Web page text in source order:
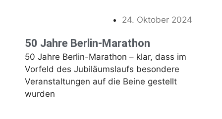
24. Oktober 2024
50 Jahre Berlin-Marathon
50 Jahre Berlin-Marathon – klar, dass im
Vorfeld des Jubiläumslaufs besondere
Veranstaltungen auf die Beine gestellt
wurden